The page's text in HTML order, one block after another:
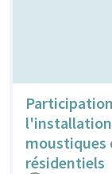
moustiques
résidentiels